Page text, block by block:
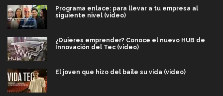
Programa enlace: para llevar a tu empresa al
siguiente nivel (video)
¿Quieres emprender? Conoce el nuevo HUB de
Innovación del Tec (video)
El joven que hizo del baile su vida (video)